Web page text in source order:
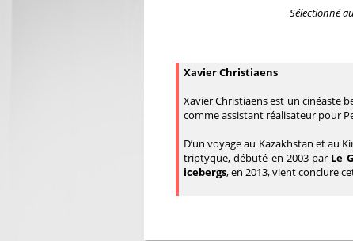
Sélectionné
Xavier Christiaens
Xavier Christiaens est un cinéaste
comme assistant réalisateur pour
D’un voyage au Kazakhstan et au
triptyque, débuté en 2003 par Le
icebergs, en 2013, vient conclure